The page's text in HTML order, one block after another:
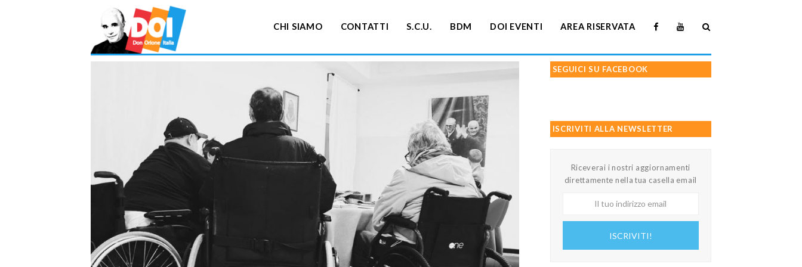
CHI SIAMO CONTATTI S.C.U. BDM DOI EVENTI AREA RISERVATA
SEGUICI SU FACEBOOK
ISCRIVITI ALLA NEWSLETTER
Riceverai i nostri aggiornamenti
direttamente nella tua casella email
ISCRIVITI!